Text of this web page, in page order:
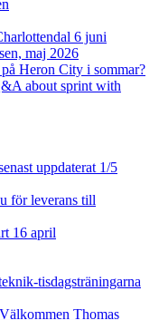
6 juni
maj 2026
Heron City i sommar?
about sprint with
uppdaterat 1/5
för leverans till
16 april
tisdagsträningarna
Thomas